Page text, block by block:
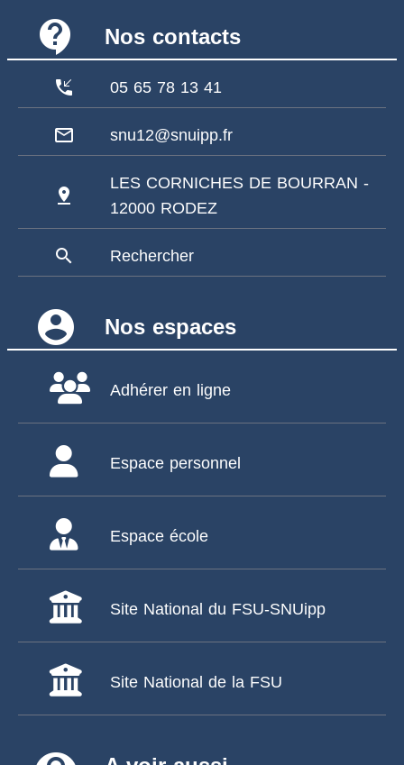
contact_support Nos contacts
phone_callback 05 65 78 13 41
mail_outline snu12@snuipp.fr
pin_drop
LES CORNICHES DE BOURRAN -
12000 RODEZ
search Rechercher
account_circle Nos espaces
Adhérer en ligne
Espace personnel
Espace école
Site National du FSU-SNUipp
Site National de la FSU